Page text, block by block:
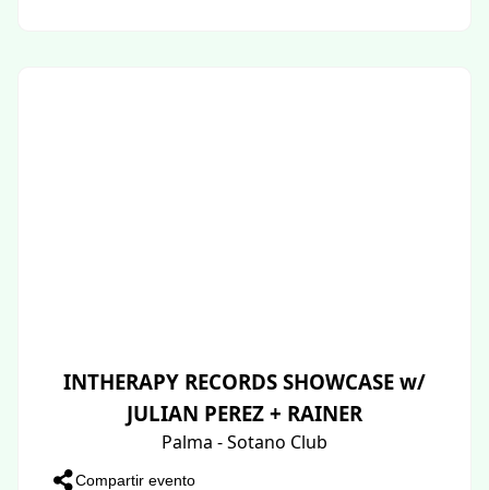
INTHERAPY RECORDS SHOWCASE w/
JULIAN PEREZ + RAINER
Palma - Sotano Club
Compartir evento